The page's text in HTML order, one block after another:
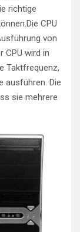
richtige
CPU
von
CPU wird in
Taktfrequenz,
ausführen. Die
sie mehrere